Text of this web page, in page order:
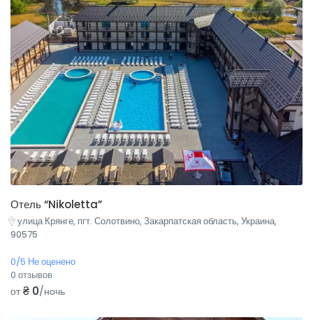
Отель “Nikoletta”
улица Крянге, пгт. Солотвино, Закарпатская область, Украина,
90575
0/5 Не оценено
0 отзывов
от₴ 0/ночь